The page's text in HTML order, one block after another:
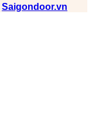
Saigondoor.vn